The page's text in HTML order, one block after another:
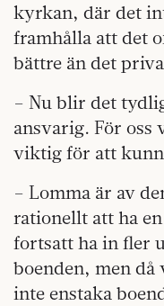
kyrkan, där det
framhålla att det
bättre än det
– Nu blir det
ansvarig. För oss
viktig för att
– Lomma är av
rationellt att ha
fortsatt ha in fler
boenden, men
inte enstaka